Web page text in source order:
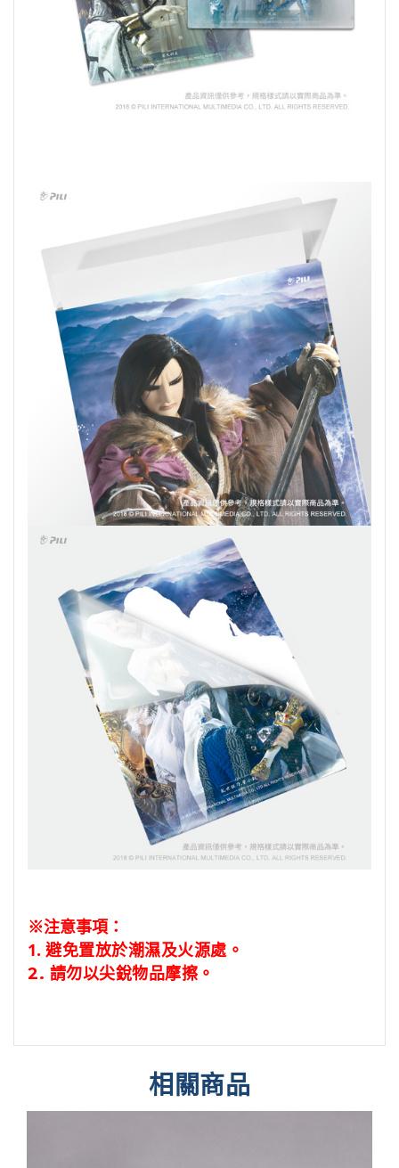
※注意事項：
1. 避免置放於潮濕及火源處。
2. 請勿以尖銳物品摩擦。
相關商品